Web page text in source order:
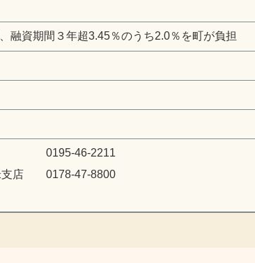
融資期間３年超3.45％のうち2.0％を町が負担
0195-46-2211
支店 0178-47-8800